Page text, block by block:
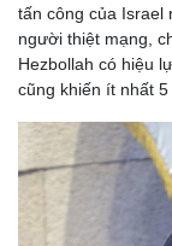
tấn công của Israel
người thiệt mạng,
Hezbollah có hiệu
cũng khiến ít nhất